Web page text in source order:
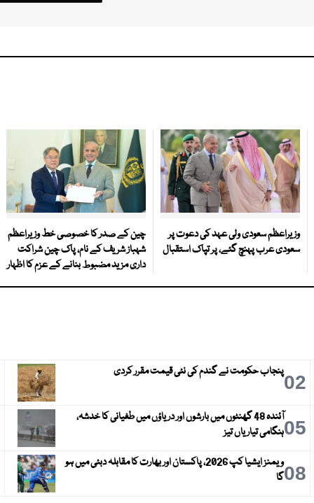
وزیراعظم سعودی ولی عہد کی دعوت پر
سعودی عرب پہنچ گئے، پر تپاک استقبال
چین کے صدر کا خصوصی خط وزیراعظم
شہباز شریف کے نام، پاک چین شراکت
داری مزید مضبوط بنانے کے عزم کا اظہار
02پنجاب حکومت نے گندم کی نئی قیمت مقرر کردی
05
آئندہ 48 گھنٹوں میں بارشوں اور دریاؤں میں طغیانی کا خدشہ،
ہنگامی تیاریاں تیز
08
ویمنز ایشیا کپ 2026، پاکستان اور بھارت کا مقابلہ دبئی میں ہو
گا